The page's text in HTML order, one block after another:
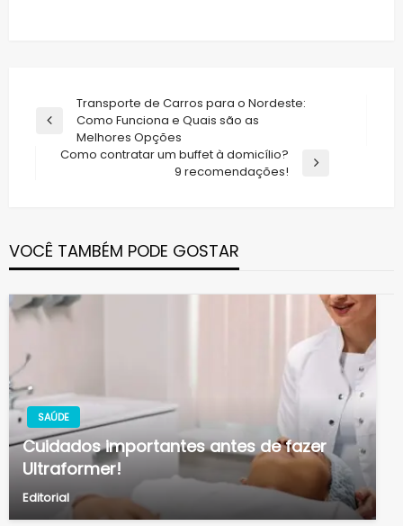
Navegação
de
Post
Previous
Transporte de Carros para o Nordeste:
Como Funciona e Quais são as
Melhores Opções
Como contratar um buffet à domicílio?
9 recomendações!
VOCÊ TAMBÉM PODE GOSTAR
SAÚDE
Cuidados importantes antes de fazer
Ultraformer!
Editorial